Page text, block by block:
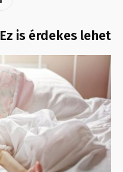
Ez is érdekes lehet